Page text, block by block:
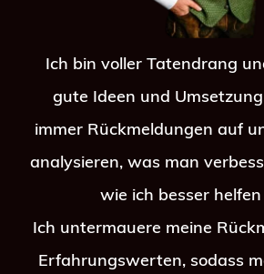
Ich bin voller Tatendrang
gute Ideen und
immer Rückmeldungen auf
analysieren, was man
wie ich besser
Ich untermauere meine
Erfahrungswerten, sodass